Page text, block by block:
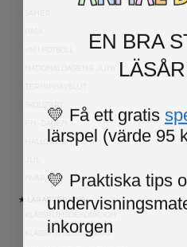
FN-DAGEN
HALLOWEEN
★ LÄRARVERKTYG
KLASSRUMSLEDARSKAP
EN BRA
💛 Få ett gratis
lärspel (värde 95
💛 Praktiska tips
inkorgen